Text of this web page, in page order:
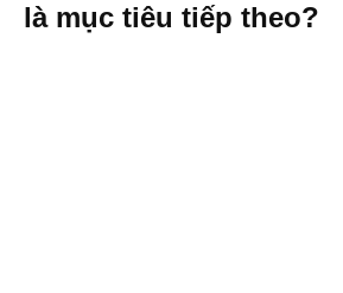
là mục tiêu tiếp theo?